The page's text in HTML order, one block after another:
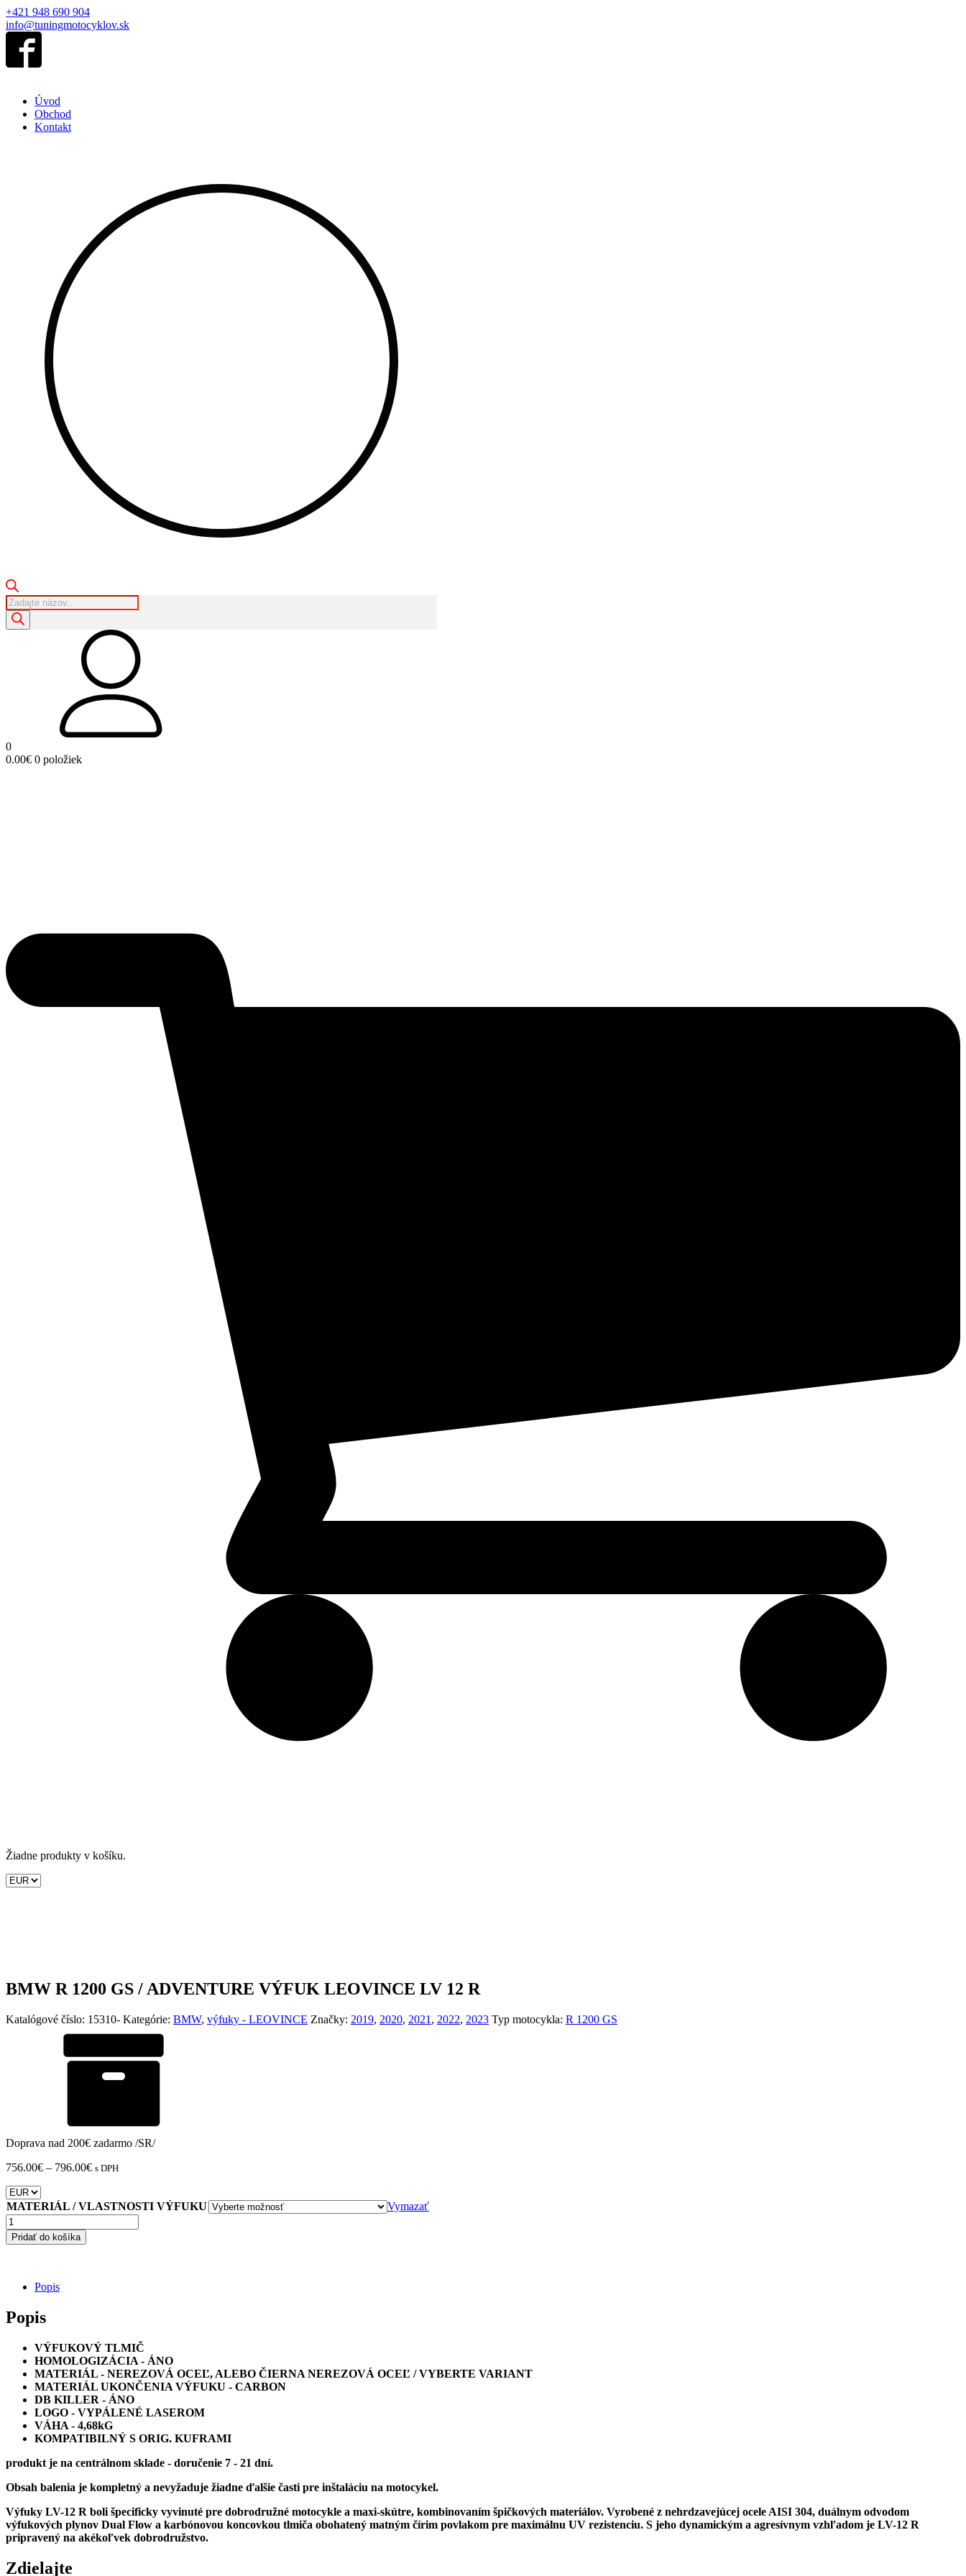
+421 948 690 904
info@tuningmotocyklov.sk
Úvod
Obchod
Kontakt
Products
search
0
0.00€ 0 položiek
Žiadne produkty v košíku.
BMW R 1200 GS / ADVENTURE VÝFUK LEOVINCE LV 12 R
Katalógové číslo: 15310- Kategórie: BMW, výfuky - LEOVINCE Značky: 2019, 2020, 2021 , 2022, 2023 Typ motocykla: R 1200 GS
Doprava nad 200€ zadarmo /SR/
756.00€ – 796.00€Price
through
796.00€
s DPH
MATERIÁL / VLASTNOSTI VÝFUKU
Vymazať
množstvo
BMW
R
VÝFUK
LEOVINCE
Pridať do košíka
Popis
Popis
VÝFUKOVÝ TLMIČ
HOMOLOGIZÁCIA - ÁNO
MATERIÁL - NEREZOVÁ OCEĽ, ALEBO ČIERNA NEREZOVÁ OCEĽ / VYBERTE VARIANT
MATERIÁL UKONČENIA VÝFUKU - CARBON
DB KILLER - ÁNO
LOGO - VYPÁLENÉ LASEROM
VÁHA - 4,68kG
KOMPATIBILNÝ S ORIG. KUFRAMI
produkt je na centrálnom sklade - doručenie 7 - 21 dní.
Obsah balenia je kompletný a nevyžaduje žiadne ďalšie časti pre inštaláciu na motocykel.
Výfuky LV-12 R boli špecificky vyvinuté pre dobrodružné motocykle a maxi-skútre, kombinovaním špičkových materiálov. Vyrobené z nehrdzavejúcej ocele AISI 304, duálnym odvodom
výfukových plynov Dual Flow a karbónovou koncovkou tlmiča obohatený matným čírim povlakom pre maximálnu UV rezistenciu. S jeho dynamickým a agresívnym vzhľadom je LV-12 R
pripravený na akékoľvek dobrodružstvo.
Zdielajte